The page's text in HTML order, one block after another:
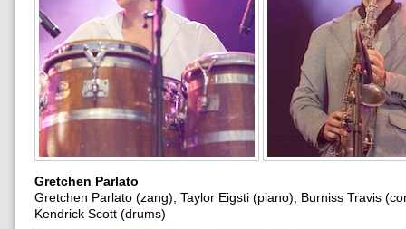
Gretchen Parlato
Gretchen Parlato (zang), Taylor Eigsti (piano), Burniss Travis
Kendrick Scott (drums)